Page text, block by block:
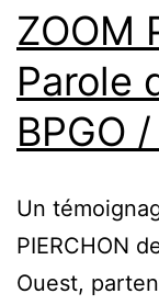
ZOOM
Parole
BPGO
Un
PIERCHON
Ouest,